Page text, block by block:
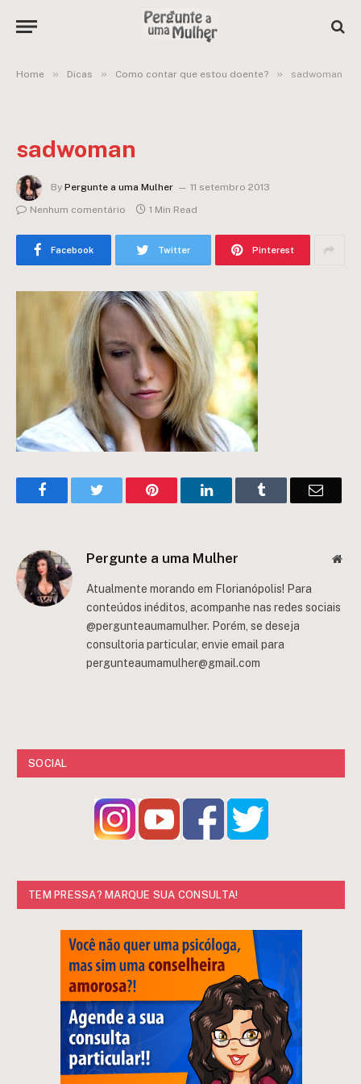
Home » Dicas » Como contar que estou doente? » sadwoman
sadwoman
By Pergunte a uma Mulher
11 setembro 2013
Nenhum comentário
1 Min Read
Facebook Twitter Pinterest
FacebookTwitter Pinterest LinkedInTumblr Email
Pergunte a uma Mulher
Atualmente morando em Florianópolis! Para
conteúdos inéditos, acompanhe nas redes sociais
@pergunteaumamulher. Porém, se deseja
consultoria particular, envie email para
pergunteaumamulher@gmail.com
SOCIAL
TEM PRESSA? MARQUE SUA CONSULTA!